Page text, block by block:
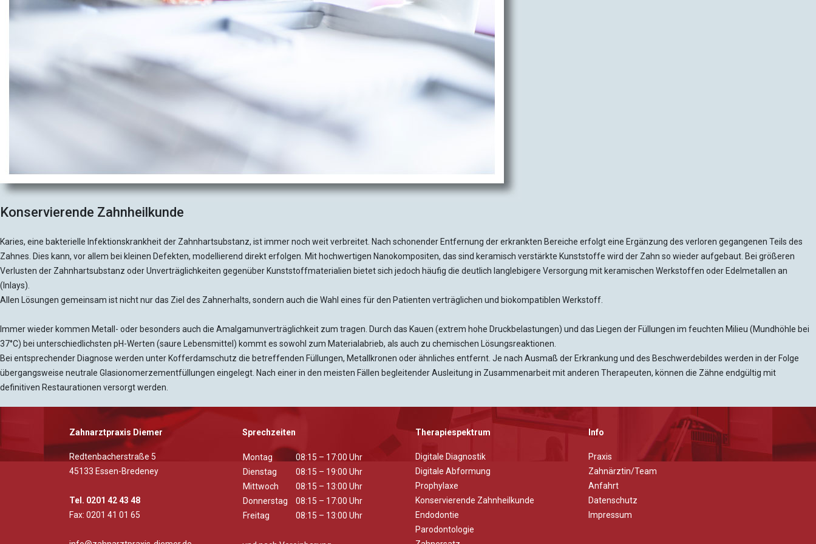
Konservierende Zahnheilkunde
Karies, eine bakterielle Infektionskrankheit der Zahnhartsubstanz, ist immer noch weit verbreitet. Nach schonender Entfernung der erkrankten Bereiche erfolgt eine Ergänzung des verloren gegangenen Teils des
Zahnes. Dies kann, vor allem bei kleinen Defekten, modellierend direkt erfolgen. Mit hochwertigen Nanokompositen, das sind keramisch verstärkte Kunststoffe wird der Zahn so wieder aufgebaut. Bei größeren
Verlusten der Zahnhartsubstanz oder Unverträglichkeiten gegenüber Kunststoffmaterialien bietet sich jedoch häufig die deutlich langlebigere Versorgung mit keramischen Werkstoffen oder Edelmetallen an
(Inlays).
Allen Lösungen gemeinsam ist nicht nur das Ziel des Zahnerhalts, sondern auch die Wahl eines für den Patienten verträglichen und biokompatiblen Werkstoff.
Immer wieder kommen Metall- oder besonders auch die Amalgamunverträglichkeit zum tragen. Durch das Kauen (extrem hohe Druckbelastungen) und das Liegen der Füllungen im feuchten Milieu (Mundhöhle bei
37°C) bei unterschiedlichsten pH-Werten (saure Lebensmittel) kommt es sowohl zum Materialabrieb, als auch zu chemischen Lösungsreaktionen.
Bei entsprechender Diagnose werden unter Kofferdamschutz die betreffenden Füllungen, Metallkronen oder ähnliches entfernt. Je nach Ausmaß der Erkrankung und des Beschwerdebildes werden in der Folge
übergangsweise neutrale Glasionomerzementfüllungen eingelegt. Nach einer in den meisten Fällen begleitender Ausleitung in Zusammenarbeit mit anderen Therapeuten, können die Zähne endgültig mit
definitiven Restaurationen versorgt werden.
Zahnarztpraxis Diemer
Redtenbacherstraße 5
45133 Essen-Bredeney
Tel. 0201 42 43 48
Fax: 0201 41 01 65
Sprechzeiten
Montag
Dienstag
Mittwoch
Donnerstag
Freitag
08:15 – 17:00 Uhr
08:15 – 19:00 Uhr
08:15 – 13:00 Uhr
08:15 – 17:00 Uhr
08:15 – 13:00 Uhr
Therapiespektrum
Digitale Diagnostik
Digitale Abformung
Prophylaxe
Konservierende Zahnheilkunde
Endodontie
Parodontologie
Info
Praxis
Zahnärztin/Team
Anfahrt
Datenschutz
Impressum